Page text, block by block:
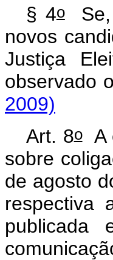
§ 4oSe,
novos
Justiça
observado
2009)
Art. 8oA
sobre
de agosto
respectiva